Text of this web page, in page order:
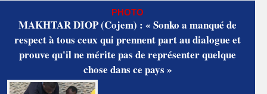
PHOTO
MAKHTAR DIOP (Cojem) : « Sonko a manqué de
respect à tous ceux qui prennent part au dialogue et
prouve qu'il ne mérite pas de représenter quelque
chose dans ce pays »